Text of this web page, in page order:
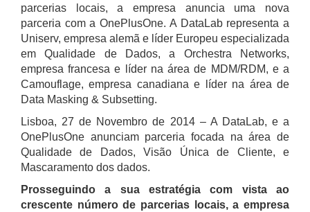
parcerias locais, a empresa anuncia uma nova
parceria com a OnePlusOne. A DataLab representa a
Uniserv, empresa alemã e líder Europeu especializada
em Qualidade de Dados, a Orchestra Networks,
empresa francesa e líder na área de MDM/RDM, e a
Camouflage, empresa canadiana e líder na área de
Data Masking & Subsetting.
Lisboa, 27 de Novembro de 2014 – A DataLab, e a
OnePlusOne anunciam parceria focada na área de
Qualidade de Dados, Visão Única de Cliente, e
Mascaramento dos dados.
Prosseguindo a sua estratégia com vista ao
crescente número de parcerias locais, a empresa